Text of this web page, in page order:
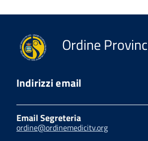
Ordine
Indirizzi email
Email Segreteria
ordine@ordinemedicitv.org